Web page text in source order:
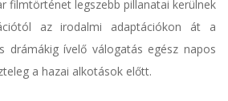
filmtörténet legszebb pillanatai kerülnek
az irodalmi adaptációkon át a
drámákig ívelő válogatás egész napos
a hazai alkotások előtt.